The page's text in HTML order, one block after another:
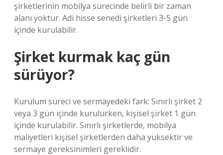
şirketlerinin mobilya sürecinde belirli bir zaman
alanı yoktur. Adi hisse senedi şirketleri 3-5 gün
içinde kurulabilir.
Şirket kurmak kaç gün
sürüyor?
Kurulum süreci ve sermayedeki fark: Sınırlı şirket 2
veya 3 gün içinde kurulurken, kişisel şirket 1 gün
içinde kurulabilir. Sınırlı şirketlerde, mobilya
maliyetleri kişisel şirketlerden daha yüksektir ve
sermaye gereksinimleri gereklidir.